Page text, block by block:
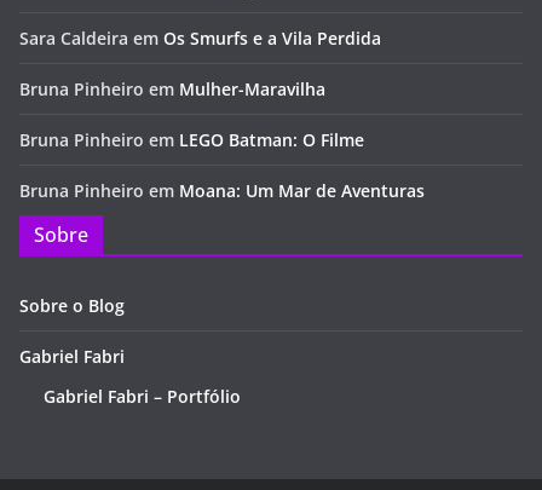
Sara Caldeira em Os Smurfs e a Vila Perdida
Bruna Pinheiro em Mulher-Maravilha
Bruna Pinheiro em LEGO Batman: O Filme
Bruna Pinheiro em Moana: Um Mar de Aventuras
Sobre
Sobre o Blog
Gabriel Fabri
Gabriel Fabri – Portfólio